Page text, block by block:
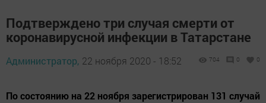
Подтверждено три случая смерти от
коронавирусной инфекции в Татарстане
Администратор, 22 ноября 2020 - 18:52 704 0 0
По состоянию на 22 ноября зарегистрирован 131 случай